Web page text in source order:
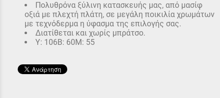
Πολυθρόνα ξύλινη κατασκευής μας, από μασίφ
οξιά με πλεχτή πλάτη, σε μεγάλη ποικιλία χρωμάτων
με τεχνόδερμα η ύφασμα της επιλογής σας.
Διατίθεται και χωρίς μπράτσο.
Υ: 106Β: 60Μ: 55